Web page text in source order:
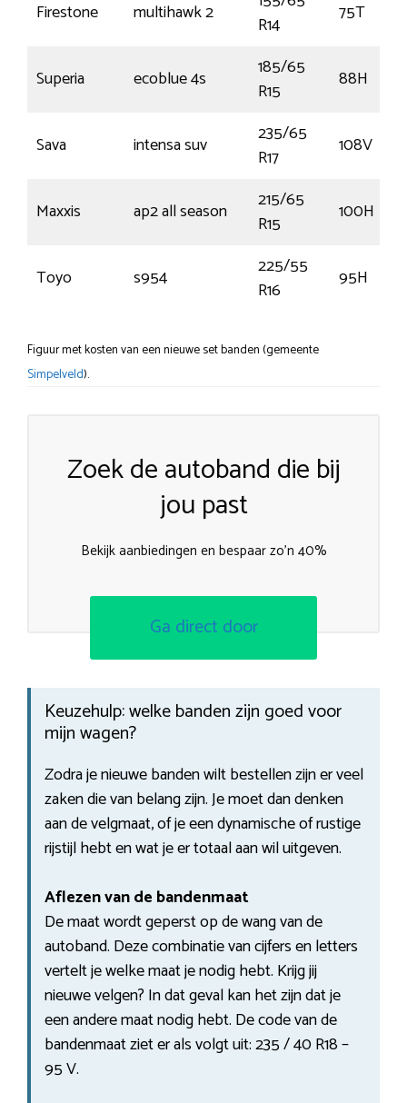
Firestone multihawk 2
R14
75T
Superia ecoblue 4s
185/65
R15
88H
Sava intensa suv
235/65
R17
108V
Maxxis ap2 all season
215/65
R15
100H
Toyo s954
225/55
R16
95H
Figuur met kosten van een nieuwe set banden (gemeente
Simpelveld).
Zoek de autoband die bij
jou past
Bekijk aanbiedingen en bespaar zo’n 40%
Ga direct door
Keuzehulp: welke banden zijn goed voor
mijn wagen?
Zodra je nieuwe banden wilt bestellen zijn er veel
zaken die van belang zijn. Je moet dan denken
aan de velgmaat, of je een dynamische of rustige
rijstijl hebt en wat je er totaal aan wil uitgeven.
Aflezen van de bandenmaat
De maat wordt geperst op de wang van de
autoband. Deze combinatie van cijfers en letters
vertelt je welke maat je nodig hebt. Krijg jij
nieuwe velgen? In dat geval kan het zijn dat je
een andere maat nodig hebt. De code van de
bandenmaat ziet er als volgt uit: 235 / 40 R18 –
95 V.